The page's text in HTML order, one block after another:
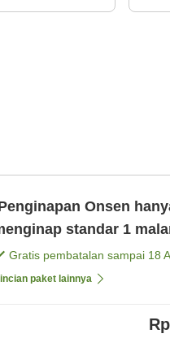
Onsen
standar 1
[Makan malam]
Gratis pembatalan sampai 18
paket lainnya